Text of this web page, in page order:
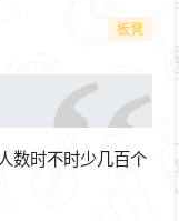
板凳
数时不时少几百个